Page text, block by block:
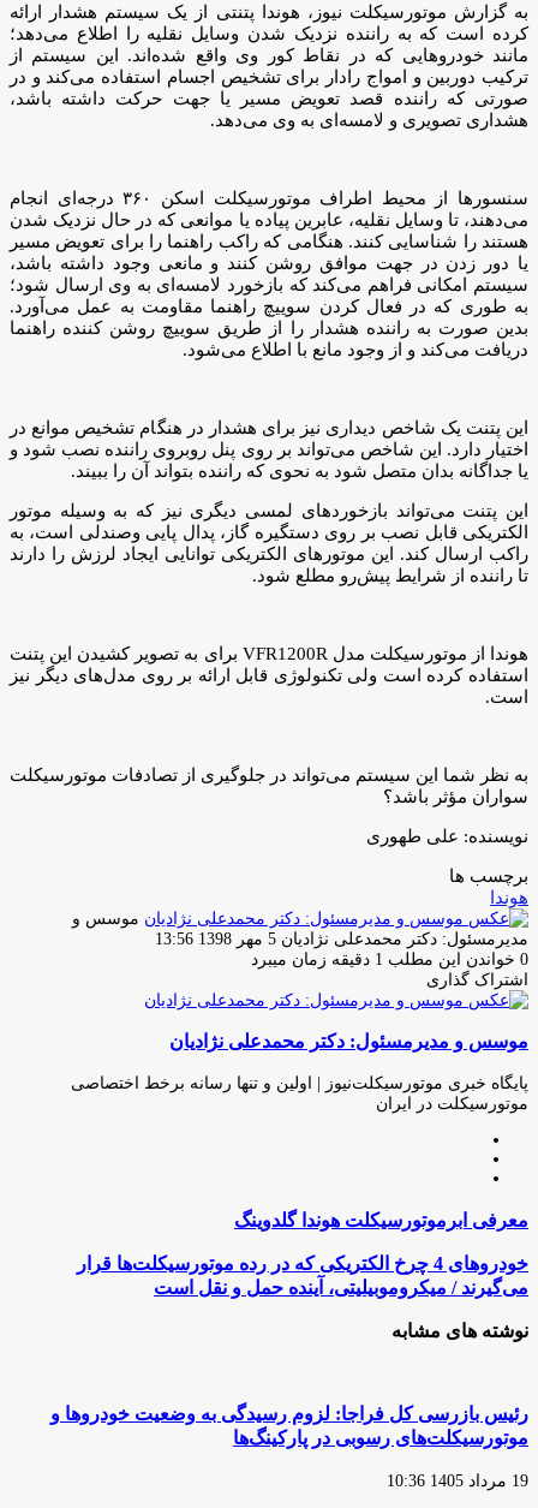
به گزارش موتورسیکلت نیوز، هوندا پتنتی از یک سیستم هشدار ارائه
کرده است که به راننده نزدیک شدن وسایل نقلیه را اطلاع می‌دهد؛
مانند خودروهایی که در نقاط کور وی واقع شده‌اند. این سیستم از
ترکیب دوربین و امواج رادار برای تشخیص اجسام استفاده می‌کند و در
صورتی که راننده قصد تعویض مسیر یا جهت حرکت داشته باشد،
هشداری تصویری و لامسه‌ای به وی می‌دهد.
سنسورها از محیط اطراف موتورسیکلت اسکن ۳۶۰ درجه‌ای انجام
می‌دهند، تا وسایل نقلیه، عابرین پیاده یا موانعی که در حال نزدیک شدن
هستند را شناسایی کنند. هنگامی که راکب راهنما را برای تعویض مسیر
یا دور زدن در جهت موافق روشن کنند و مانعی وجود داشته باشد،
سیستم امکانی فراهم می‌کند که بازخورد لامسه‌ای به وی ارسال شود؛
به‌ طوری‌ که در فعال کردن سوییچ راهنما مقاومت به عمل می‌آورد.
بدین صورت به راننده هشدار را از طریق سوییچ روشن کننده راهنما
دریافت می‌کند و از وجود مانع با اطلاع می‌شود.
این پتنت یک شاخص دیداری نیز برای هشدار در هنگام تشخیص موانع در
اختیار دارد. این شاخص می‌تواند بر روی پنل روبروی راننده نصب شود و
یا جداگانه بدان متصل شود به‌ نحوی که راننده بتواند آن را ببیند.
این پتنت می‌تواند بازخورد‌های لمسی دیگری نیز که به وسیله موتور
الکتریکی قابل نصب بر روی دستگیره گاز، پدال پایی وصندلی است، به
راکب ارسال کند. این موتور‌های الکتریکی توانایی ایجاد لرزش را دارند
تا راننده از شرایط پیش‌رو مطلع شود.
هوندا از موتورسیکلت مدل VFR1200R برای به تصویر کشیدن این پتنت
استفاده کرده است ولی تکنولوژی قابل ارائه بر روی مدل‌های دیگر نیز
است.
به نظر شما این سیستم می‌تواند در جلوگیری از تصادفات موتورسیکلت
سواران مؤثر باشد؟
نویسنده: علی طهوری
برچسب ها
هوندا
موسس و
مدیرمسئول: دکتر محمدعلی نژادیان ارسال
ایمیل
5 مهر 1398 13:56
0 خواندن این مطلب 1 دقیقه زمان میبرد
اشتراک گذاری
فیس
توئیتر
لینکدین
واتس
تلگرام
اشتراک
از
ایمیل
چاپ
موسس و مدیرمسئول: دکتر محمدعلی نژادیان
پایگاه خبری موتورسیکلت‌نیوز | اولین و تنها رسانه برخط اختصاصی
موتورسیکلت در ایران
معرفی
ابرموتورسیکلت
هوندا
گلدوینگ
معرفی ابرموتورسیکلت هوندا گلدوینگ
خودروهای
چرخ
الکتریکی
که
موتورسیکلت‌ها
قرار
می‌گیرند
میکروموبیلیتی،
خودروهای 4 چرخ الکتریکی که در رده موتورسیکلت‌ها قرار
می‌گیرند / میکروموبیلیتی، آینده حمل و نقل است
نوشته های مشابه
رئیس بازرسی کل فراجا: لزوم رسیدگی به وضعیت خودروها و
موتورسیکلت‌های رسوبی در پارکینگ‌ها
19 مرداد 1405 10:36